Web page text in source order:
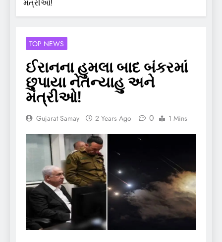
મંત્રીઓ!
TOP NEWS
ઈરાનના હુમલા બાદ બંકરમાં
છુપાયા નેતન્યાહુ અને
મંત્રીઓ!
Gujarat Samay 2 Years Ago 0 1 Mins